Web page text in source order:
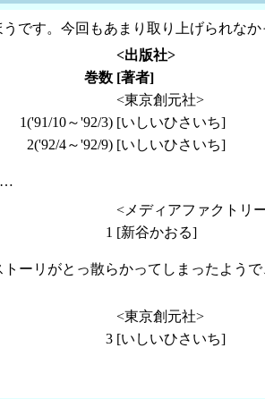
です。今回もあまり取り上げられなか
<出版社>
巻数 [著者]
<東京創元社>
1('91/10～'92/3) [いしいひさいち]
2('92/4～'92/9) [いしいひさいち]
<メディアファクトリ
1 [新谷かおる]
ーリがとっ散らかってしまったよう
<東京創元社>
3 [いしいひさいち]